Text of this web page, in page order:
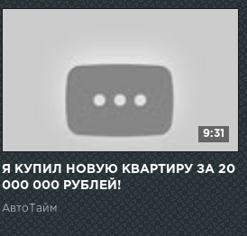
9:31
Я КУПИЛ НОВУЮ КВАРТИРУ ЗА 20
000 000 РУБЛЕЙ!
АвтоТайм